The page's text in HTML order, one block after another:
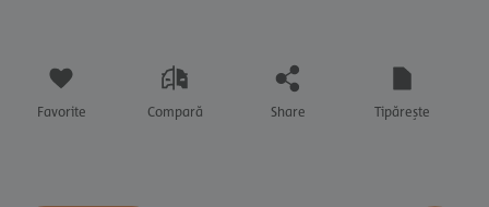
Favorite Compară Share Tipărește